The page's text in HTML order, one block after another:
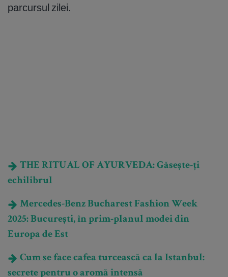
parcursul zilei.
THE RITUAL OF AYURVEDA: Găsește-ți
echilibrul
Mercedes-Benz Bucharest Fashion Week
2025: București, în prim-planul modei din
Europa de Est
Cum se face cafea turcească ca la Istanbul:
secrete pentru o aromă intensă